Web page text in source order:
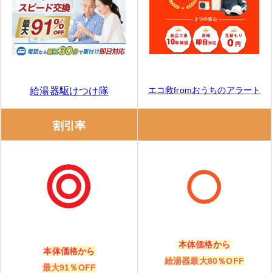
交換できるくん
交換できるくんの特徴
交換できるくんの口コミ
ガスペック
ガスペックの口コミ
エコキュート交換の窓口の特徴
給湯器駆けつけ隊 エコ救fromおうちのアラート
割引率
本体価格から
最大91％OFF
本体価格から
給湯器最大80％OFF